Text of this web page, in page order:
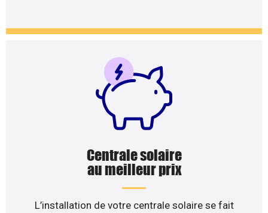
Centrale solaire
au meilleur prix
L’installation de votre centrale solaire se fait